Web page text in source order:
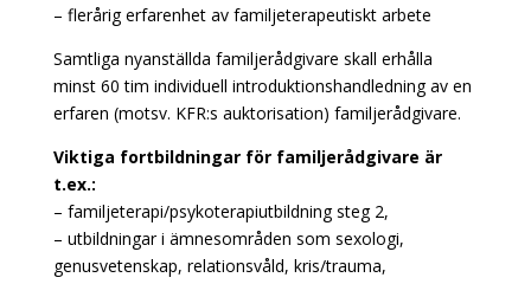
– flerårig erfarenhet av familjeterapeutiskt arbete
Samtliga nyanställda familjerådgivare skall erhålla
minst 60 tim individuell introduktionshandledning av en
erfaren (motsv. KFR:s auktorisation) familjerådgivare.
Viktiga fortbildningar för familjerådgivare är
t.ex.:
– familjeterapi/psykoterapiutbildning steg 2,
– utbildningar i ämnesområden som sexologi,
genusvetenskap, relationsvåld, kris/trauma,